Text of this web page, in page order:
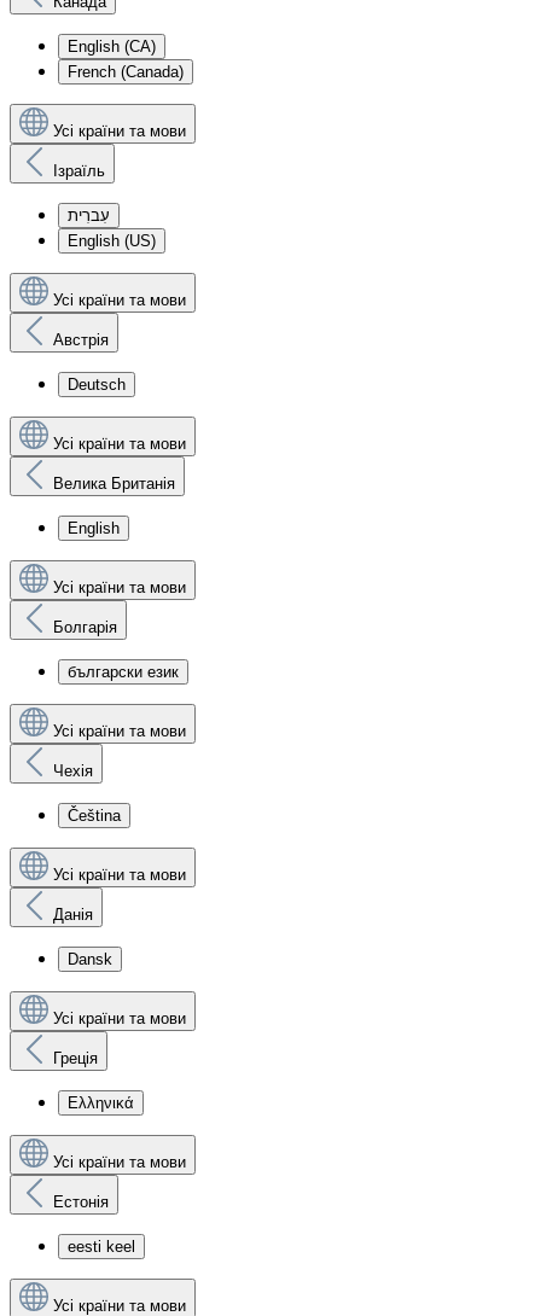
English (CA)
French (Canada)
Усі країни та мови
Ізраїль
עִברִית
English (US)
Усі країни та мови
Австрія
Deutsch
Усі країни та мови
Велика Британія
English
Усі країни та мови
Болгарія
български език
Усі країни та мови
Чехія
Čeština
Усі країни та мови
Данія
Dansk
Усі країни та мови
Греція
Ελληνικά
Усі країни та мови
Естонія
eesti keel
Усі країни та мови